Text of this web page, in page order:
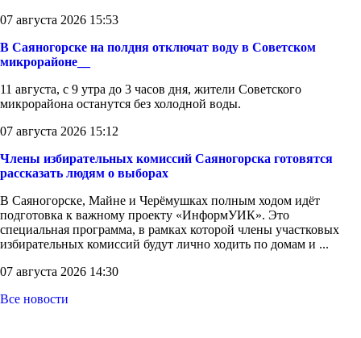
07 августа 2026 15:53
В Саяногорске на полдня отключат воду в Советском
микрорайоне__
11 августа, с 9 утра до 3 часов дня, жители Советского
микрорайона останутся без холодной воды.
07 августа 2026 15:12
Члены избирательных комиссий Саяногорска готовятся
рассказать людям о выборах
В Саяногорске, Майне и Черёмушках полным ходом идёт
подготовка к важному проекту «ИнформУИК». Это
специальная программа, в рамках которой члены участковых
избирательных комиссий будут лично ходить по домам и ...
07 августа 2026 14:30
Все новости